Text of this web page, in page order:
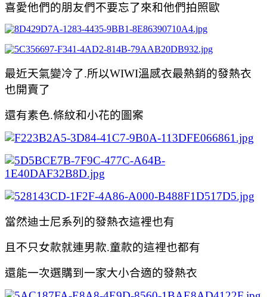
喜愛他們的朋友們不要忘了來和他們拍照歐
最近天氣變冷了.所以WIWI溫感衣最熱銷的發熱衣
也開賣了
還有素色.條紋和小花的圖案
當然迪士尼系列的發熱衣這裡也有
且不只女款就連男款.童款的這裡也都有
還能一次選購到一家大小合適的發熱衣